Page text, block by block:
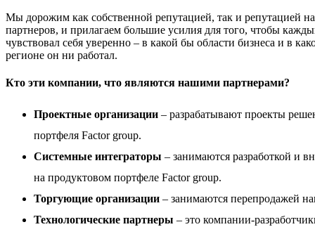
Мы дорожим как собственной репутацией, так и репутацией
партнеров, и прилагаем большие усилия для того, чтобы
чувствовал себя уверенно – в какой бы области бизнеса и в
регионе он ни работал.
Кто эти компании, что являются нашими партнерами?
Проектные организации – разрабатывают проекты
портфеля Factor group.
Системные интеграторы – занимаются разработкой и
на продуктовом портфеле Factor group.
Торгующие организации – занимаются перепродажей
Технологические партнеры – это компании-